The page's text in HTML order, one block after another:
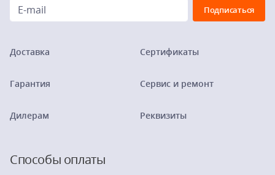
Доставка
Гарантия
Дилерам
Сертификаты
Сервис и ремонт
Реквизиты
Способы оплаты